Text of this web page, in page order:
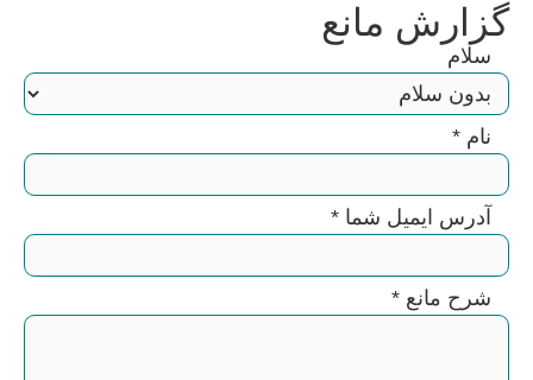
گزارش مانع
سلام
نام *
آدرس ایمیل شما *
شرح مانع *